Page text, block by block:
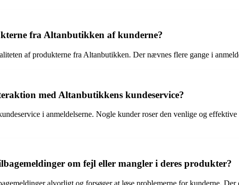
fra Altanbutikken af kunderne?
af produkterne fra Altanbutikken. Der nævnes flere gange i
med Altanbutikkens kundeservice?
i anmeldelserne. Nogle kunder roser den venlige og
om fejl eller mangler i deres produkter?
alvorligt og forsøger at løse problemerne for kunderne.